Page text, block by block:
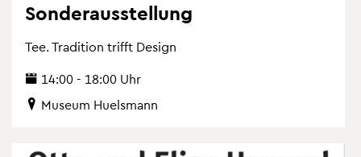
Son­der­aus­stel­lung
Tee. Tra­di­ti­on trifft De­sign
14:00 - 18:00 Uhr
Mu­se­um Hu­els­mann